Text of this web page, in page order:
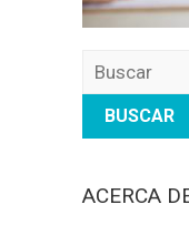
Buscar
ACERCA